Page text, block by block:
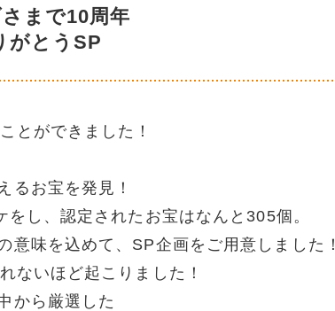
まで10周年
がとうSP
とができました！
るお宝を発見！
し、認定されたお宝はなんと305個。
味を込めて、SP企画をご用意しました！
ないほど起こりました！
から厳選した